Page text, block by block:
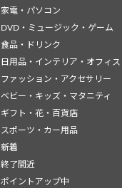
家電・パソコン
DVD・ミュージック・ゲーム
食品・ドリンク
日用品・インテリア・オフィス
ファッション・アクセサリー
ベビー・キッズ・マタニティ
ギフト・花・百貨店
スポーツ・カー用品
新着
終了間近
ポイントアップ中